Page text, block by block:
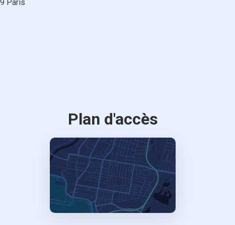
Paris
Plan d'accès